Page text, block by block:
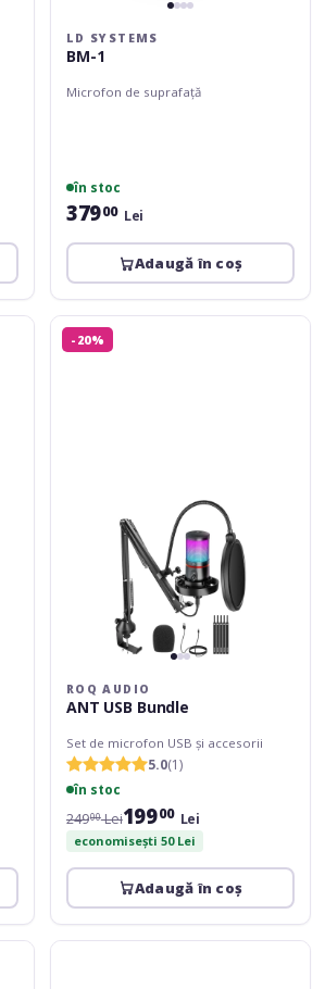
LD SYSTEMS
BM-1
Microfon de suprafață
în stoc
37900 Lei
Adaugă în coș
ROQ
Audio
-20%
ROQ AUDIO
ANT USB Bundle
Set de microfon USB și accesorii
5.0(1)
în stoc
24900Lei19900 Lei
economisești 50 Lei
Adaugă în coș
Omnitronic